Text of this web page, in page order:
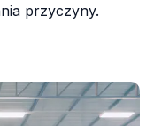
przyczyny.